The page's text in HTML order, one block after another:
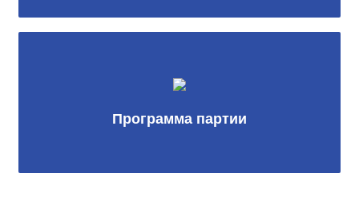
Программа партии